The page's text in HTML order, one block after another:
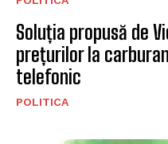
Soluția propusă de
prețurilor la
telefonic
POLITICA